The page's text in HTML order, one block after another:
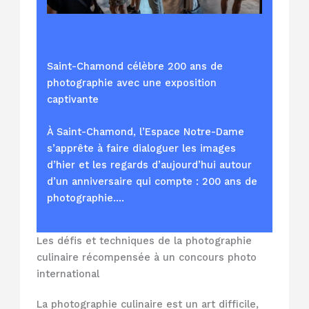
Saint-Chamond célèbre 200 ans de
photographie avec une exposition
captivante
À Saint-Chamond, l’Espace Notre-Dame
s’apprête à faire dialoguer les images
d’hier et les regards d’aujourd’hui autour
d’un anniversaire qui compte : 200 ans de
photographie.…
Les défis et techniques de la photographie
culinaire récompensée à un concours photo
international
La photographie culinaire est un art difficile,